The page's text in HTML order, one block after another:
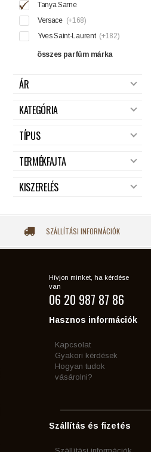
Tanya Sarne
Versace (+168)
Yves Saint-Laurent (+182)
összes parfüm márka
ÁR
KATEGÓRIA
TÍPUS
TERMÉKFAJTA
KISZERELÉS
SZÁLLÍTÁSI INFORMÁCIÓK
Hívjon minket, ha kérdése
van
06 20 987 87 86
Hasznos információk
Kapcsolat
Gyakori kérdések
Hogyan tudok
vásárolni?
Szállítás és fizetés
Szállítási információk